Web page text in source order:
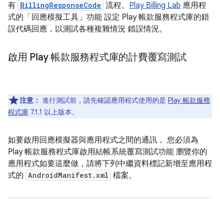
有 BillingResponseCode 流程。 Play Billing Lab 應用程
式的「回應模擬工具」功能 設定 Play 帳款服務程式庫的錯
誤代碼回應，以測試各種複雜情況 錯誤情況。
啟用 Play 帳款服務程式庫的計費覆寫測試
注意： 進行測試前，請先確認應用程式使用的是 Play 帳款服務
程式庫 7.1.1 以上版本。
如要啟用回應模擬器與應用程式之間的通訊， 您必須為
Play 帳款服務程式庫啟用結帳系統覆寫測試功能 瀏覽你的
應用程式如要這麼做，請將下列中繼資料標記新增至應用程
式的 AndroidManifest.xml 檔案。